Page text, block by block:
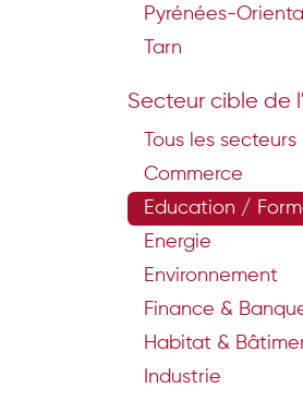
Pyrénées-
Tarn
Secteur cible de
Tous les secteurs
Commerce
Education /
Energie
Environnement
Finance &
Habitat &
Industrie